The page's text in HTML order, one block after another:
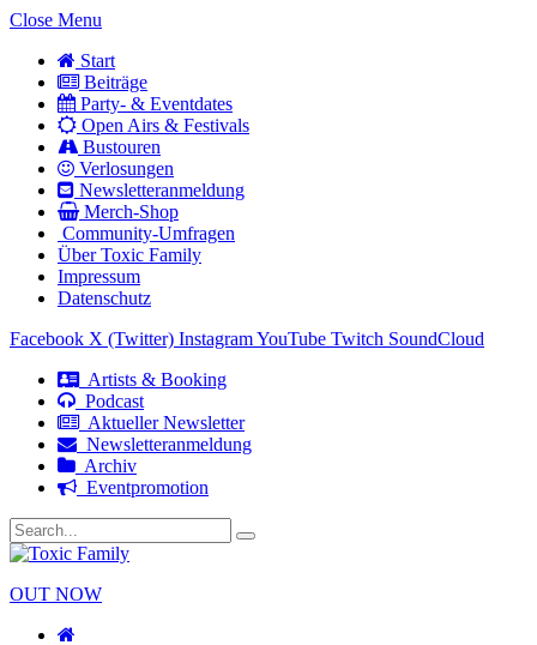
Close Menu
Start
Beiträge
Party- & Eventdates
Open Airs & Festivals
Bustouren
Verlosungen
Newsletteranmeldung
Merch-Shop
Community-Umfragen
Über Toxic Family
Impressum
Datenschutz
Facebook X (Twitter) InstagramYouTube Twitch SoundCloud
Artists & Booking
Podcast
Aktueller Newsletter
Newsletteranmeldung
Archiv
Eventpromotion
OUT NOW